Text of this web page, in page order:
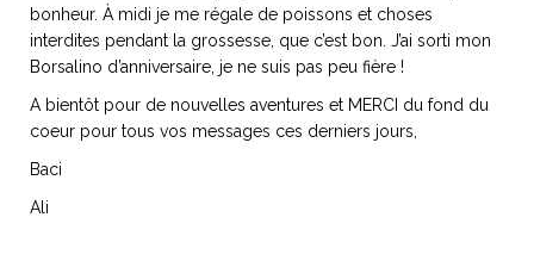
bonheur. À midi je me régale de poissons et choses
interdites pendant la grossesse, que c’est bon. J’ai sorti mon
Borsalino d’anniversaire, je ne suis pas peu fière !
A bientôt pour de nouvelles aventures et MERCI du fond du
coeur pour tous vos messages ces derniers jours,
Baci
Ali